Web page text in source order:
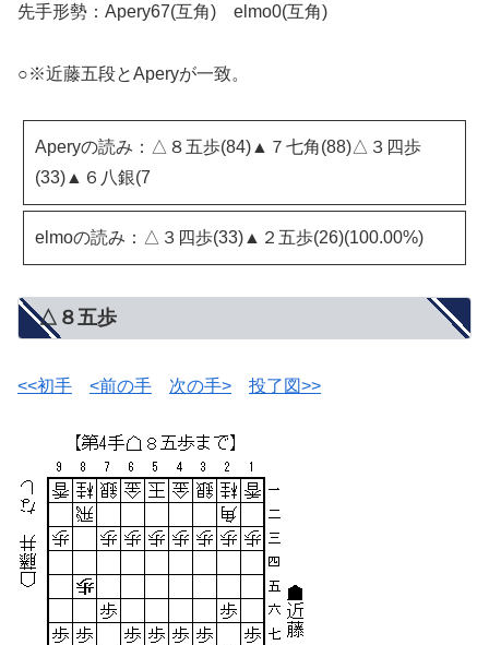
先手形勢：Apery67(互角) elmo0(互角)
○※近藤五段とAperyが一致。
Aperyの読み：△８五歩(84)▲７七角(88)△３四歩
(33)▲６八銀(7
elmoの読み：△３四歩(33)▲２五歩(26)(100.00%)
△８五歩
<<初手 <前の手 次の手> 投了図>>